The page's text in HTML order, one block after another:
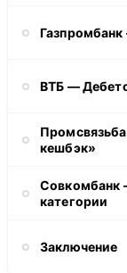
ВТБ —
кешбэк»
Совкомбанк
категории
Заключение